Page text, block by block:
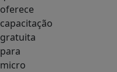
oferece
capacitação
gratuita
para
micro